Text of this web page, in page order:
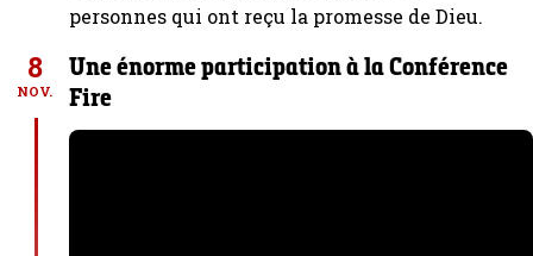
personnes qui ont reçu la promesse de Dieu.
8
NOV.
Une énorme participation à la Conférence
Fire